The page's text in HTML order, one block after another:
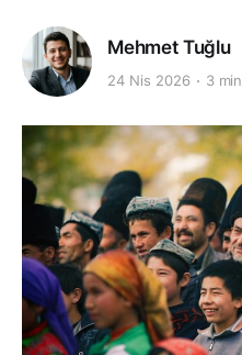
Mehmet Tuğlu
24 Nis 2026 3 min